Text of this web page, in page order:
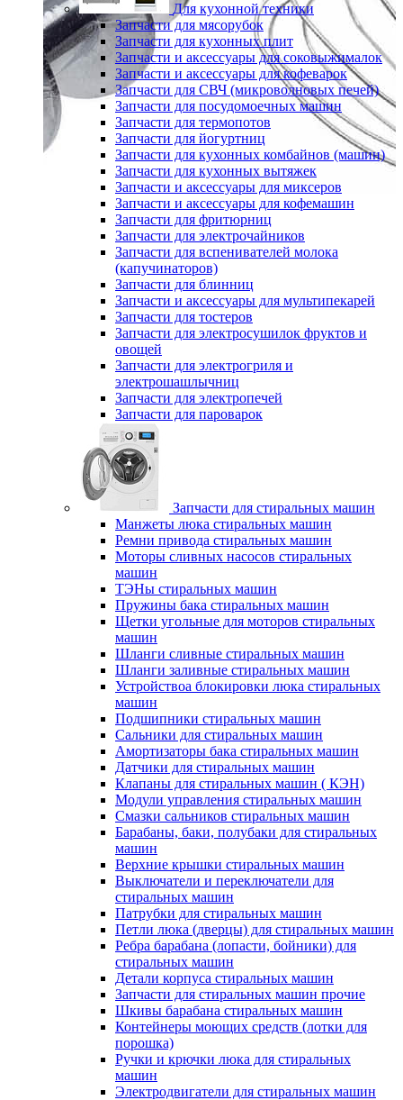
Для кухонной техники
Запчасти для мясорубок
Запчасти для кухонных плит
Запчасти и аксессуары для соковыжималок
Запчасти и аксессуары для кофеварок
Запчасти для СВЧ (микроволновых печей)
Запчасти для посудомоечных машин
Запчасти для термопотов
Запчасти для йогуртниц
Запчасти для кухонных комбайнов (машин)
Запчасти для кухонных вытяжек
Запчасти и аксессуары для миксеров
Запчасти и аксессуары для кофемашин
Запчасти для фритюрниц
Запчасти для электрочайников
Запчасти для вспенивателей молока
(капучинаторов)
Запчасти для блинниц
Запчасти и аксессуары для мультипекарей
Запчасти для тостеров
Запчасти для электросушилок фруктов и
овощей
Запчасти для электрогриля и
электрошашлычниц
Запчасти для электропечей
Запчасти для пароварок
Запчасти для стиральных машин
Манжеты люка стиральных машин
Ремни привода стиральных машин
Моторы сливных насосов стиральных
машин
ТЭНы стиральных машин
Пружины бака стиральных машин
Щетки угольные для моторов стиральных
машин
Шланги сливные стиральных машин
Шланги заливные стиральных машин
Устройствоа блокировки люка стиральных
машин
Подшипники стиральных машин
Сальники для стиральных машин
Амортизаторы бака стиральных машин
Датчики для стиральных машин
Клапаны для стиральных машин ( КЭН)
Модули управления стиральных машин
Смазки сальников стиральных машин
Барабаны, баки, полубаки для стиральных
машин
Верхние крышки стиральных машин
Выключатели и переключатели для
стиральных машин
Патрубки для стиральных машин
Петли люка (дверцы) для стиральных машин
Ребра барабана (лопасти, бойники) для
стиральных машин
Детали корпуса стиральных машин
Запчасти для стиральных машин прочие
Шкивы барабана стиральных машин
Контейнеры моющих средств (лотки для
порошка)
Ручки и крючки люка для стиральных
машин
Электродвигатели для стиральных машин